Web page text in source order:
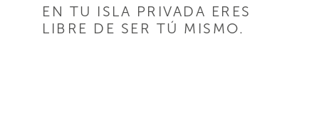
EN TU ISLA PRIVADA ERES
LIBRE DE SER TÚ MISMO.